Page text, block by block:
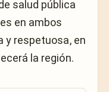
salud pública
en ambos
y respetuosa, en
la región.